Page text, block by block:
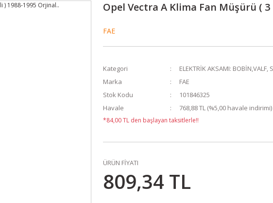
Opel Vectra A Klima Fan Müşürü (
FAE
Kategori
ELEKTRİK AKSAMI: BOBİN,VALF,
Marka
FAE
Stok Kodu
101846325
Havale
768,88 TL (%5,00 havale indirimi)
*84,00 TL den başlayan taksitlerle!!
ÜRÜN FİYATI
809,34 TL